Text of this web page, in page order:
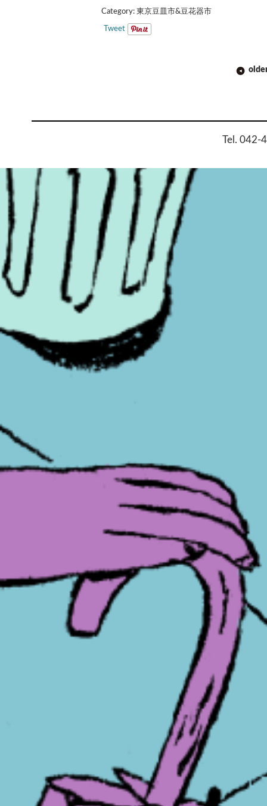
Category: 東京豆皿市&豆花器市
Tweet
Tel. 042-